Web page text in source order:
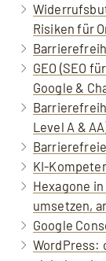
Risiken für
GEO (SEO
Google &
Level A &
KI-
Hexagone
umsetzen,
Google
WordPress: